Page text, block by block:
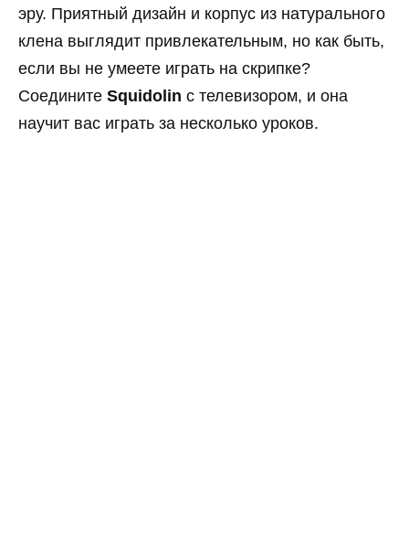
эру. Приятный дизайн и корпус из натурального
клена выглядит привлекательным, но как быть,
если вы не умеете играть на скрипке?
Соедините Squidolin с телевизором, и она
научит вас играть за несколько уроков.